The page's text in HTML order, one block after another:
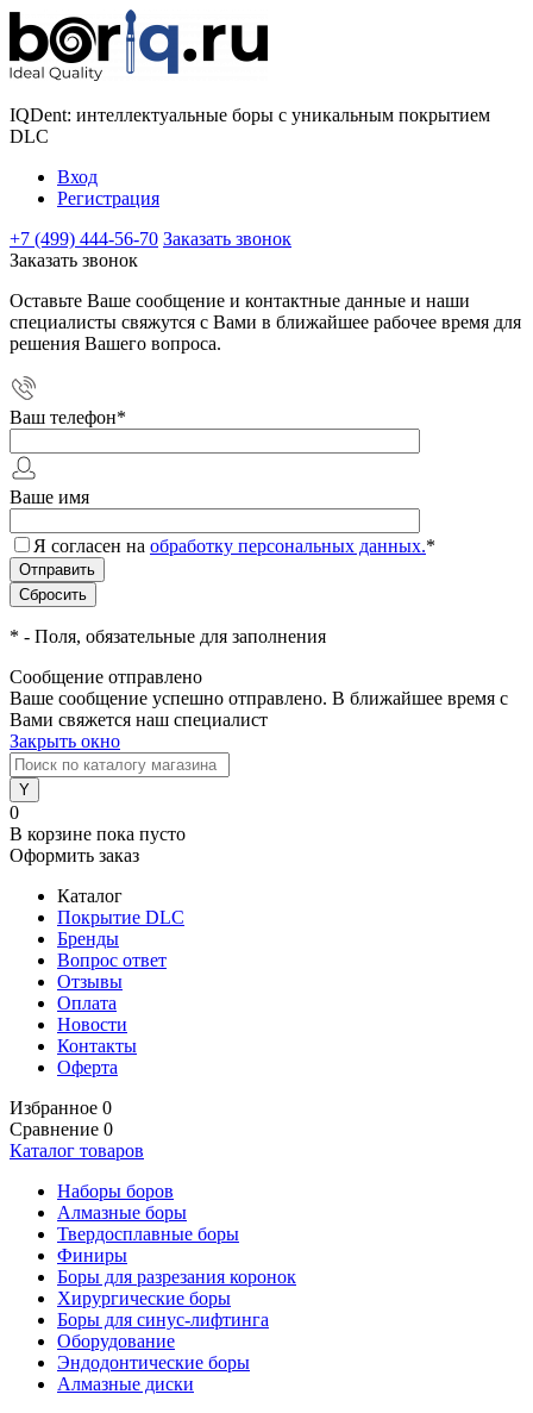
IQDent: интеллектуальные боры с уникальным покрытием
DLC
Вход
Регистрация
+7 (499) 444-56-70 Заказать звонок
Заказать звонок
Оставьте Ваше сообщение и контактные данные и наши
специалисты свяжутся с Вами в ближайшее рабочее время для
решения Вашего вопроса.
Ваш телефон*
Ваше имя
Я согласен на обработку персональных данных.*
* - Поля, обязательные для заполнения
Сообщение отправлено
Ваше сообщение успешно отправлено. В ближайшее время с
Вами свяжется наш специалист
Закрыть окно
0
В корзине пока пусто
Оформить заказ
Каталог
Покрытие DLC
Бренды
Вопрос ответ
Отзывы
Оплата
Новости
Контакты
Оферта
Избранное 0
Сравнение 0
Каталог товаров
Наборы боров
Алмазные боры
Твердосплавные боры
Финиры
Боры для разрезания коронок
Хирургические боры
Боры для синус-лифтинга
Оборудование
Эндодонтические боры
Алмазные диски